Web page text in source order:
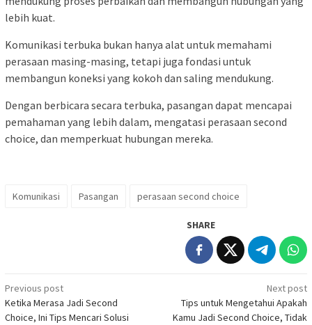
lebih kuat.
Komunikasi terbuka bukan hanya alat untuk memahami
perasaan masing-masing, tetapi juga fondasi untuk
membangun koneksi yang kokoh dan saling mendukung.
Dengan berbicara secara terbuka, pasangan dapat mencapai
pemahaman yang lebih dalam, mengatasi perasaan second
choice, dan memperkuat hubungan mereka.
Komunikasi Pasangan perasaan second choice
SHARE
Post
navigation
Previous post
Ketika Merasa Jadi Second
Choice, Ini Tips Mencari Solusi
Next post
Tips untuk Mengetahui Apakah
Kamu Jadi Second Choice, Tidak